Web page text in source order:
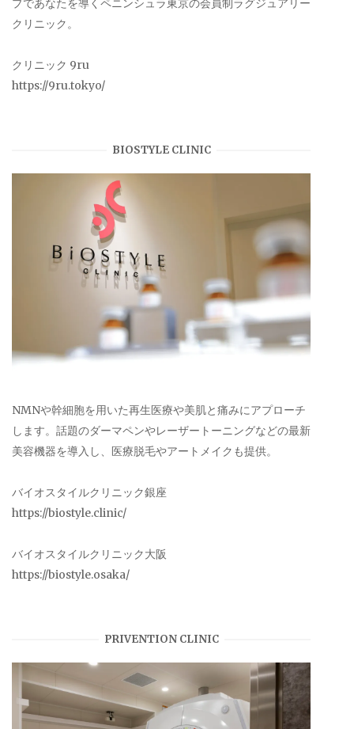
プであなたを導くペニンシュラ東京の会員制ラグジュアリー
クリニック。
クリニック 9ru
https://9ru.tokyo/
BIOSTYLE CLINIC
NMNや幹細胞を用いた再生医療や美肌と痛みにアプローチ
します。話題のダーマペンやレーザートーニングなどの最新
美容機器を導入し、医療脱毛やアートメイクも提供。
バイオスタイルクリニック銀座
https://biostyle.clinic/
バイオスタイルクリニック大阪
https://biostyle.osaka/
PRIVENTION CLINIC